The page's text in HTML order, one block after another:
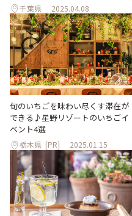
千葉県 2025.04.08
旬のいちごを味わい尽くす滞在が
できる♪星野リゾートのいちごイ
ベント4選
栃木県 [PR] 2025.01.15